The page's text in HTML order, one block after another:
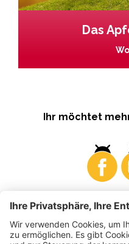
Das
Ihr möchtet
Business